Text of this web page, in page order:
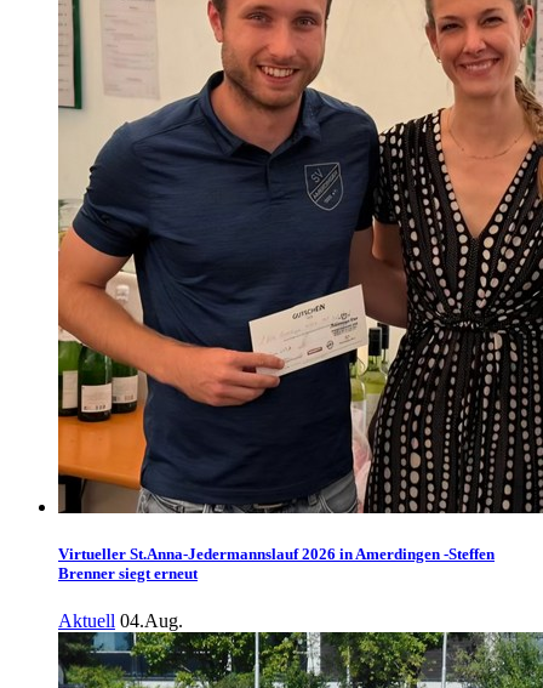
Virtueller St.Anna-Jedermannslauf 2026 in Amerdingen -Steffen
Brenner siegt erneut
Aktuell 04.Aug.